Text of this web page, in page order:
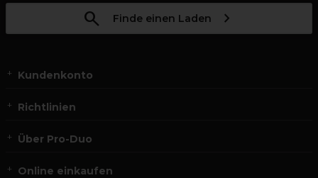
Finde einen Laden
Kundenkonto
Richtlinien
Über Pro-Duo
Online einkaufen